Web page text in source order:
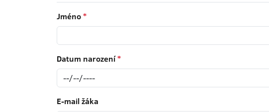
Jméno*
Datum narození*
E-mail žáka